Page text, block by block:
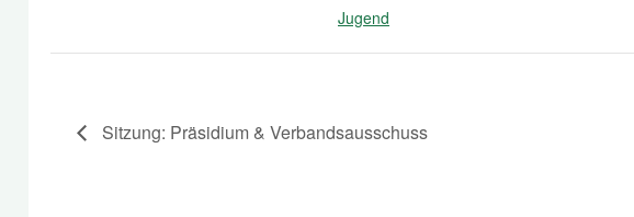
Jugend
Sitzung: Präsidium & Verbandsausschuss